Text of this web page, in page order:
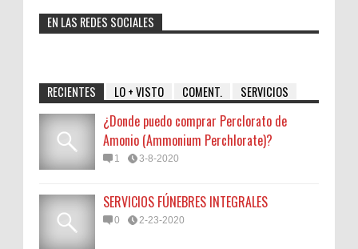
EN LAS REDES SOCIALES
RECIENTES LO + VISTO COMENT. SERVICIOS
¿Donde puedo comprar Perclorato de
Amonio (Ammonium Perchlorate)?
1 3-8-2020
SERVICIOS FÚNEBRES INTEGRALES
0 2-23-2020